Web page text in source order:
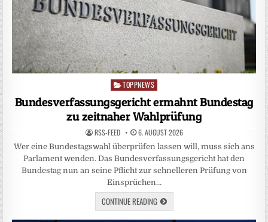
Posted
TOPPNEWS
Bundesverfassungsgericht ermahnt Bundestag
zu zeitnaher Wahlprüfung
RSS-FEED 6. AUGUST 2026
Wer eine Bundestagswahl überprüfen lassen will, muss sich ans
Parlament wenden. Das Bundesverfassungsgericht hat den
Bundestag nun an seine Pflicht zur schnelleren Prüfung von
Einsprüchen…
CONTINUE READING